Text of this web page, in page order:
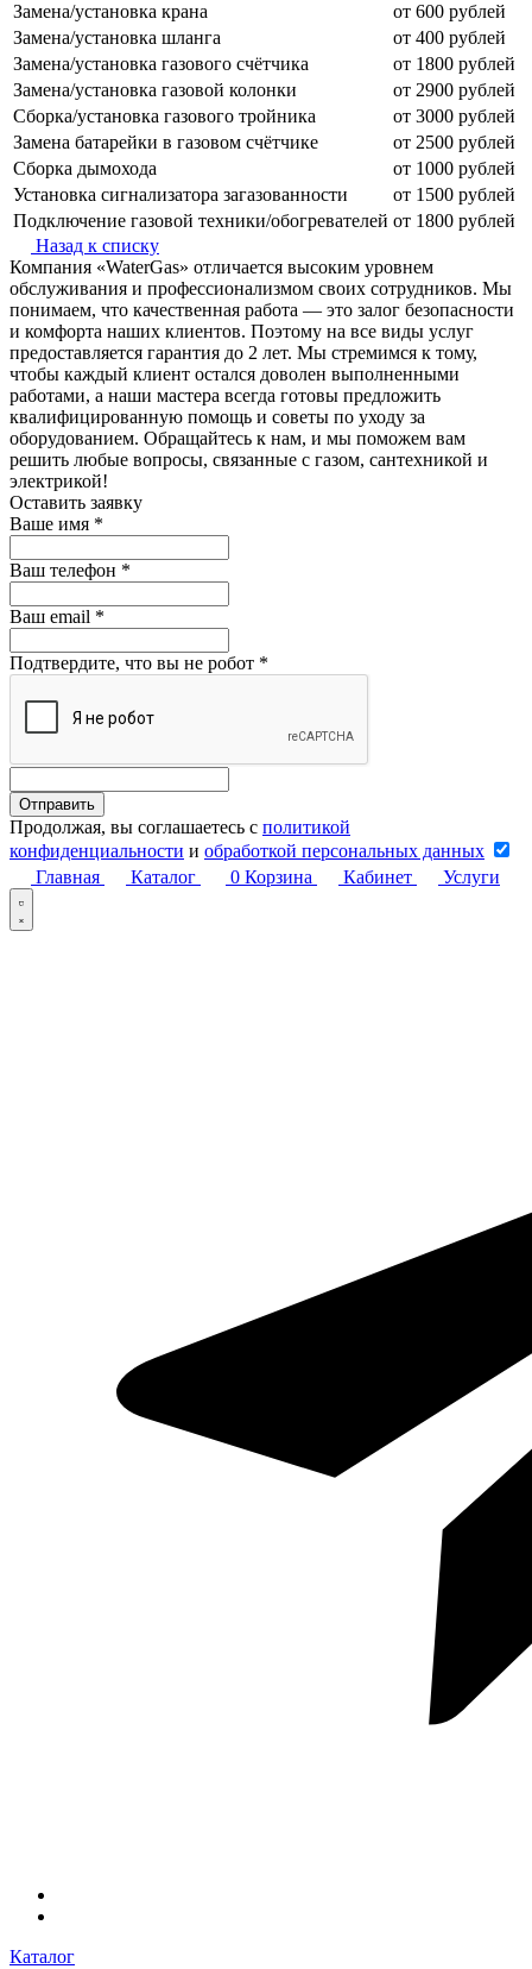
Замена/установка крана
от 600 рублей
Замена/установка шланга
от 400 рублей
Замена/установка газового счётчика
от 1800 рублей
Замена/установка газовой колонки
от 2900 рублей
Сборка/установка газового тройника
от 3000 рублей
Замена батарейки в газовом счётчике
от 2500 рублей
Сборка дымохода
от 1000 рублей
Установка сигнализатора загазованности
от 1500 рублей
Подключение газовой техники/обогревателей от 1800 рублей
Назад к списку
Компания «WaterGas» отличается высоким уровнем
обслуживания и профессионализмом своих сотрудников. Мы
понимаем, что качественная работа — это залог безопасности
и комфорта наших клиентов. Поэтому на все виды услуг
предоставляется гарантия до 2 лет. Мы стремимся к тому,
чтобы каждый клиент остался доволен выполненными
работами, а наши мастера всегда готовы предложить
квалифицированную помощь и советы по уходу за
оборудованием. Обращайтесь к нам, и мы поможем вам
решить любые вопросы, связанные с газом, сантехникой и
электрикой!
Оставить заявку
Ваше имя *
Ваш телефон *
Ваш email *
Подтвердите, что вы не робот *
Продолжая, вы соглашаетесь с политикой
конфиденциальности и обработкой персональных данных
Главная
Каталог 0 Корзина Кабинет Услуги
Каталог